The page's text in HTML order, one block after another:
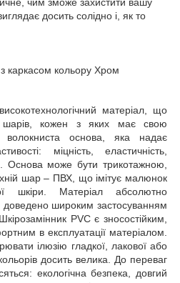
досить солідно і, як то
каркасом кольору Хром
матеріал, що
шарів, кожен з яких має свою
основа, яка надає
міцність, еластичність,
Основа може бути трикотажною,
шар – ПВХ, що імітує малюнок
шкіри. Матеріал абсолютно
широким застосуванням
PVC є зносостійким,
в експлуатації матеріалом.
ілюзію гладкої, лакової або
досить велика. До переваг
екологічна безпека, довгий